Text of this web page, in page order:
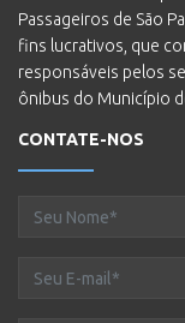
Passageiros de São
fins lucrativos, que
responsáveis pelos
ônibus do Município
CONTATE-NOS